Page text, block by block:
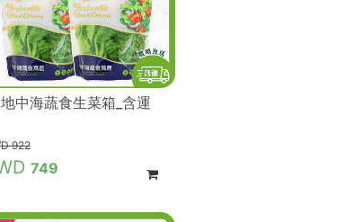
地中海蔬食生菜箱_含運
922
749